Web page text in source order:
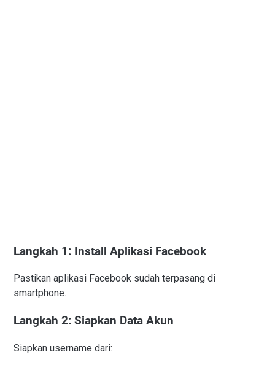
Langkah 1: Install Aplikasi Facebook
Pastikan aplikasi Facebook sudah terpasang di
smartphone.
Langkah 2: Siapkan Data Akun
Siapkan username dari: